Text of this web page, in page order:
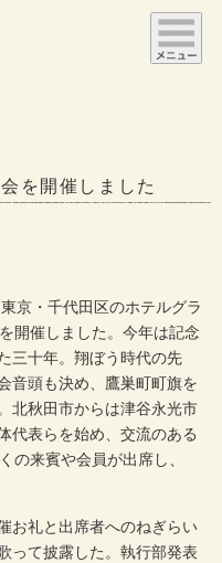
を開催しました
京・千代田区のホテルグラ
開催しました。今年は記念
三十年。翔ぼう時代の先
音頭も決め、鷹巣町町旗を
北秋田市からは津谷永光市
代表らを始め、交流のある
の来賓や会員が出席し、
お礼と出席者へのねぎらい
って披露した。執行部発表